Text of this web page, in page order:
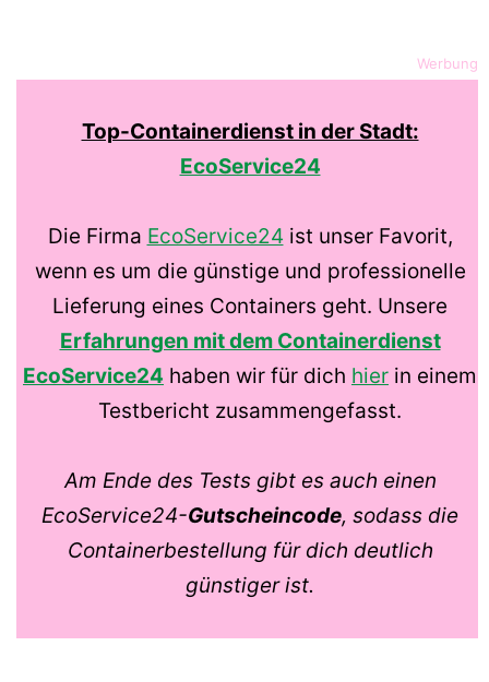
Werbung
Top-Containerdienst in der Stadt:
EcoService24
Die Firma EcoService24 ist unser Favorit,
wenn es um die günstige und professionelle
Lieferung eines Containers geht. Unsere
Erfahrungen mit dem Containerdienst
EcoService24 haben wir für dich hier in einem
Testbericht zusammengefasst.
Am Ende des Tests gibt es auch einen
EcoService24-Gutscheincode, sodass die
Containerbestellung für dich deutlich
günstiger ist.